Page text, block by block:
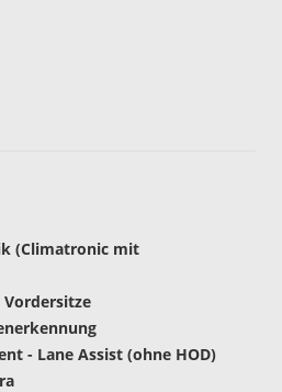
(Climatronic mit
Vordersitze
- Lane Assist (ohne HOD)